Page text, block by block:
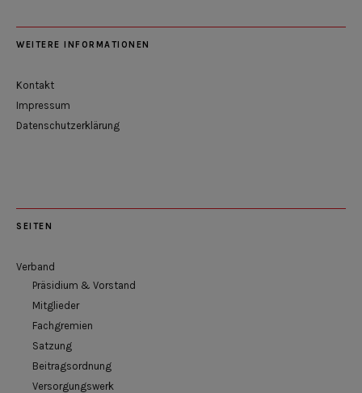
WEITERE INFORMATIONEN
Kontakt
Impressum
Datenschutzerklärung
SEITEN
Verband
Präsidium & Vorstand
Mitglieder
Fachgremien
Satzung
Beitragsordnung
Versorgungswerk